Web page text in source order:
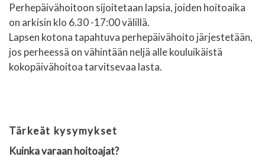
Perhepäivähoitoon sijoitetaan lapsia, joiden hoitoaika
on arkisin klo 6.30 -17:00 välillä.
Lapsen kotona tapahtuva perhepäivähoito järjestetään,
jos perheessä on vähintään neljä alle kouluikäistä
kokopäivähoitoa tarvitsevaa lasta.
Tärkeät kysymykset
Kuinka varaan hoitoajat?